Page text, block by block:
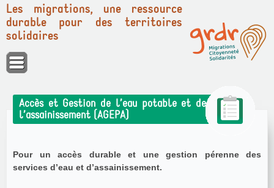
Panneau de gestion des cookies
Les migrations, une ressource
durable pour des territoires
solidaires
Accès et Gestion de l’eau potable et de
l’assainissement (AGEPA)
Pour un accès durable et une gestion pérenne des
services d’eau et d’assainissement.